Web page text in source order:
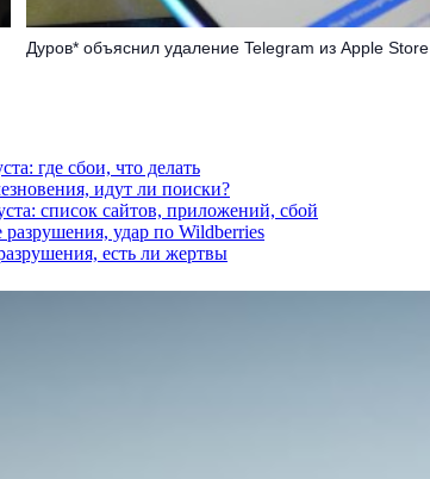
Дуров* объяснил удаление Telegram из Apple Store
где сбои, что делать
идут ли поиски?
список сайтов, приложений, сбой
удар по Wildberries
есть ли жертвы